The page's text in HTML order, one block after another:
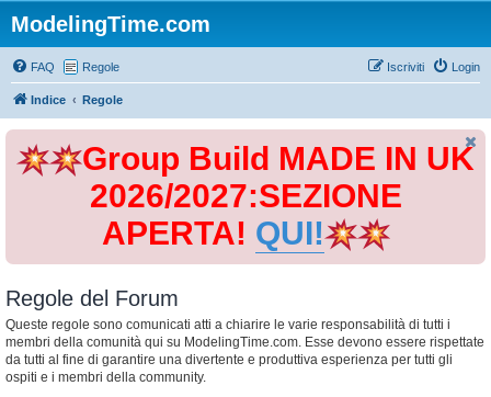
ModelingTime.com
FAQ Regole Login
Iscriviti
Indice Regole
Group Build MADE IN UK
2026/2027:SEZIONE
APERTA! QUI!
Regole del Forum
Queste regole sono comunicati atti a chiarire le varie responsabilità di tutti i
membri della comunità qui su ModelingTime.com. Esse devono essere rispettate
da tutti al fine di garantire una divertente e produttiva esperienza per tutti gli
ospiti e i membri della community.